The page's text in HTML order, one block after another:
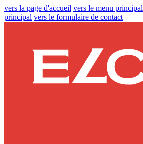
vers la page d'accueil vers le menu principal
principal vers le formulaire de contact